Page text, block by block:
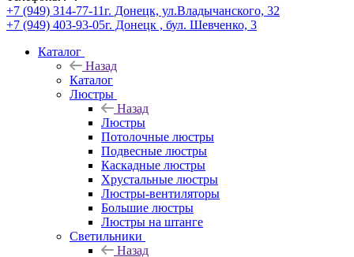
+7 (949) 314-77-11г. Донецк, ул.Владычанского, 32
+7 (949) 403-93-05г. Донецк , бул. Шевченко, 3
Каталог
Назад
Каталог
Люстры
Назад
Люстры
Потолочные люстры
Подвесные люстры
Каскадные люстры
Хрустальные люстры
Люстры-вентиляторы
Большие люстры
Люстры на штанге
Светильники
Назад